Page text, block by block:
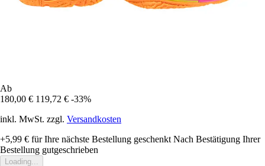
Ab
180,00 € 119,72 € -33%
inkl. MwSt. zzgl. Versandkosten
+5,99 € für Ihre nächste Bestellung geschenkt Nach Bestätigung Ihrer
Bestellung gutgeschrieben
Loading...